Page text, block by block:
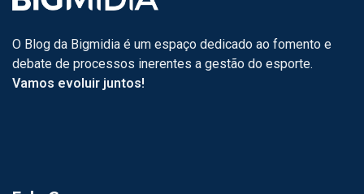
O Blog da Bigmidia é um espaço dedicado ao fomento e
debate de processos inerentes a gestão do esporte.
Vamos evoluir juntos!